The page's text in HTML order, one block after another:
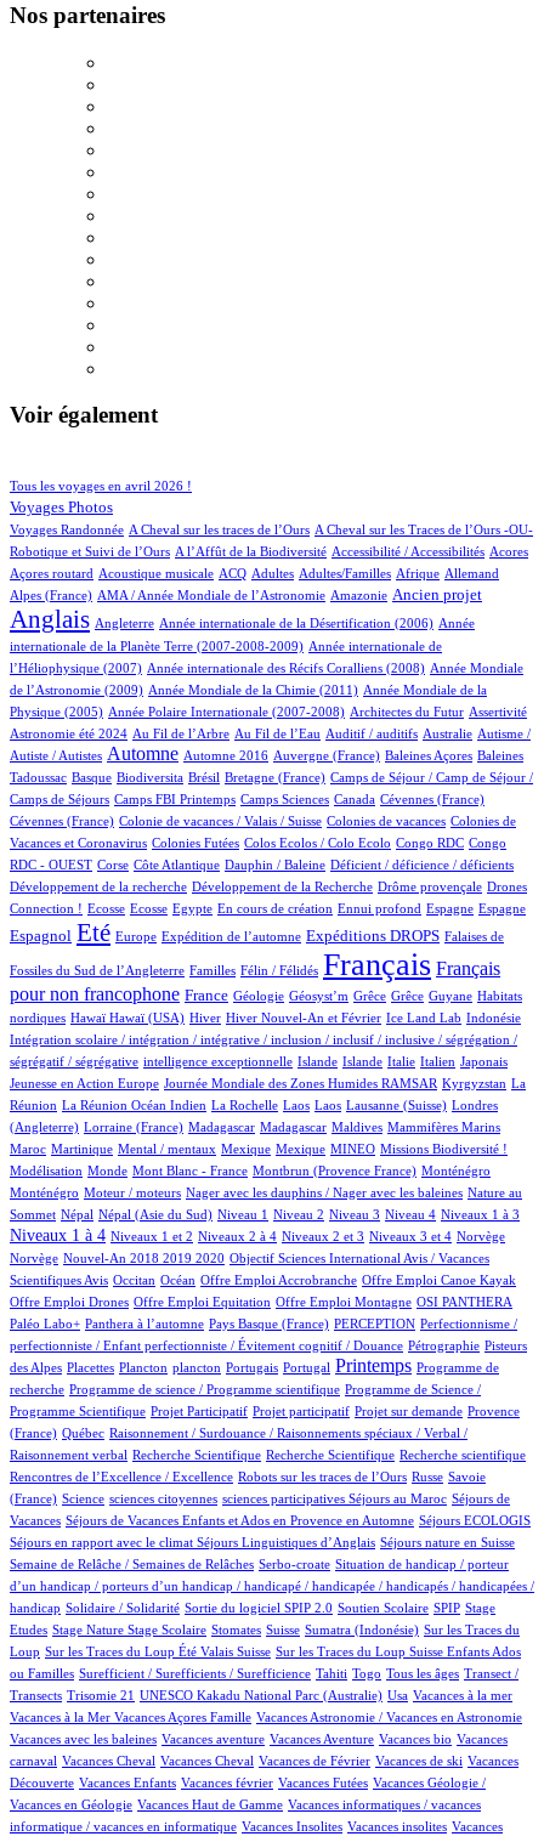
Nos partenaires
Voir également
Tous les voyages en avril 2026 !
215/994
Voyages Photos
173/994
Voyages Randonnée
4/994 A Cheval sur les traces de l’Ours
5/994
A Cheval sur les Traces de l’Ours -OU-
Robotique et Suivi de l’Ours
6/994 A l’Affût de la Biodiversité
2/994 Accessibilité / Accessibilités
5/994 Acores
1/994
Açores routard
2/994 Acoustique musicale
100/994 ACQ
33/994 Adultes
16/994 Adultes/Familles
3/994 Afrique
77/994 Allemand
21/994
Alpes (France)
12/994 AMA / Année Mondiale de l’Astronomie
13/994 Amazonie
311/994 Ancien projet
761/994
Anglais
56/994 Angleterre
8/994 Année internationale de la Désertification (2006)
15/994
Année
internationale de la Planète Terre (2007-2008-2009)
5/994
Année internationale de
l’Héliophysique (2007)
3/994 Année internationale des Récifs Coralliens (2008)
12/994
Année Mondiale
de l’Astronomie (2009)
2/994 Année Mondiale de la Chimie (2011)
16/994
Année Mondiale de la
Physique (2005)
5/994 Année Polaire Internationale (2007-2008)
3/994 Architectes du Futur
1/994 Assertivité
59/994
Astronomie été 2024
25/994 Au Fil de l’Arbre
14/994 Au Fil de l’Eau
2/994 Auditif / auditifs
3/994 Australie
2/994
Autisme /
Autiste / Autistes
465/994 Automne
4/994 Automne 2016
5/994 Auvergne (France)
1/994 Baleines Açores
2/994
Baleines
Tadoussac
1/994 Basque
103/994 Biodiversita
1/994 Brésil
12/994 Bretagne (France)
116/994
Camps de Séjour / Camp de Séjour /
Camps de Séjours
4/994 Camps FBI Printemps
19/994 Camps Sciences
4/994 Canada
3/994 Cévennes (France)
1/994
Cévennes (France)
1/994 Colonie de vacances / Valais / Suisse
4/994 Colonies de vacances
3/994
Colonies de
Vacances et Coronavirus
1/994 Colonies Futées
1/994 Colos Ecolos / Colo Ecolo
1/994 Congo RDC
3/994
Congo
RDC - OUEST
1/994 Corse
16/994 Côte Atlantique
1/994 Dauphin / Baleine
2/994 Déficient / déficience / déficients
1/994
Développement de la recherche
1/994 Développement de la Recherche
1/994 Drôme provençale
22/994
Drones
Connection !
2/994 Ecosse
2/994 Ecosse
1/994 Egypte
23/994 En cours de création
1/994 Ennui profond
15/994 Espagne
12/994 Espagne
248/994
Espagnol
758/994 Eté
16/994 Europe
194/994 Expédition de l’automne
284/994 Expéditions DROPS
3/994 Falaises de
Fossiles du Sud de l’Angleterre Familles Félin / Félidés Français Français
pour non francophone
318/994 France
43/994 Géologie
1/994 Géosyst’m
1/994 Grêce
1/994 Grêce
1/994 Guyane
2/994
Habitats
nordiques
2/994 Hawaï
2/994 Hawaï (USA)
167/994 Hiver
29/994 Hiver Nouvel-An et Février
8/994 Ice Land Lab
1/994 Indonésie
1/994
Intégration scolaire / intégration / intégrative / inclusion / inclusif / inclusive / ségrégation /
ségrégatif / ségrégative
1/994 intelligence exceptionnelle
9/994 Islande
8/994 Islande
16/994 Italie
85/994 Italien
5/994 Japonais
2/994
Jeunesse en Action Europe
5/994 Journée Mondiale des Zones Humides RAMSAR
102/994 Kyrgyzstan
7/994
La
Réunion
5/994 La Réunion Océan Indien
1/994 La Rochelle
1/994 Laos
1/994 Laos
3/994 Lausanne (Suisse)
53/994
Londres
(Angleterre)
2/994 Lorraine (France)
4/994 Madagascar
4/994 Madagascar
1/994 Maldives
1/994 Mammifères Marins
9/994
Maroc
8/994Martinique
2/994 Mental / mentaux
1/994 Mexique
1/994 Mexique
42/994 MINEO
52/994 Missions Biodiversité !
1/994
Modélisation
3/994 Monde
2/994 Mont Blanc - France
9/994 Montbrun (Provence France)
17/994 Monténégro
17/994
Monténégro
2/994 Moteur / moteurs
1/994 Nager avec les dauphins / Nager avec les baleines
3/994
Nature au
Sommet
19/994Népal
19/994 Népal (Asie du Sud)
18/994 Niveau 1
10/994 Niveau 2
16/994 Niveau 3
118/994 Niveau 4
140/994 Niveaux 1 à 3
411/994
Niveaux 1 à 4
14/994 Niveaux 1 et 2
71/994 Niveaux 2 à 4
14/994 Niveaux 2 et 3
178/994 Niveaux 3 et 4
2/994 Norvège
2/994
Norvège
21/994 Nouvel-An 2018 2019 2020
1/994
Objectif Sciences International Avis / Vacances
Scientifiques Avis
10/994 Occitan
188/994 Océan
1/994 Offre Emploi Accrobranche
1/994 Offre Emploi Canoe Kayak
1/994
Offre Emploi Drones
1/994 Offre Emploi Equitation
1/994 Offre Emploi Montagne
110/994 OSI PANTHERA
106/994
Paléo Labo+
109/994 Panthera à l’automne
6/994 Pays Basque (France)
58/994 PERCEPTION
1/994
Perfectionnisme /
perfectionniste / Enfant perfectionniste / Évitement cognitif / Douance
16/994 Pétrographie
6/994
Pisteurs
des Alpes
3/994 Placettes
1/994 Plancton
1/994 plancton
11/994 Portugais
3/994 Portugal
469/994 Printemps
1/994
Programme de
recherche
1/994 Programme de science / Programme scientifique
2/994
Programme de Science /
Programme Scientifique
1/994 Projet Participatif
1/994 Projet participatif
16/994 Projet sur demande
86/994
Provence
(France)
7/994 Québec
1/994
Raisonnement / Surdouance / Raisonnements spéciaux / Verbal /
Raisonnement verbal
1/994 Recherche Scientifique
1/994 Recherche Scientifique
1/994 Recherche scientifique
1/994
Rencontres de l’Excellence / Excellence
6/994 Robots sur les traces de l’Ours
102/994 Russe
4/994
Savoie
(France)
17/994Science
1/994 sciences citoyennes
1/994 sciences participatives
2/994 Séjours au Maroc
100/994
Séjours de
Vacances
77/994 Séjours de Vacances Enfants et Ados en Provence en Automne
5/994 Séjours ECOLOGIS
17/994
Séjours en rapport avec le climat
69/994 Séjours Linguistiques d’Anglais
12/994 Séjours nature en Suisse
100/994
Semaine de Relâche / Semaines de Relâches
17/994 Serbo-croate
2/994
Situation de handicap / porteur
d’un handicap / porteurs d’un handicap / handicapé / handicapée / handicapés / handicapées /
handicap
2/994 Solidaire / Solidarité
3/994 Sortie du logiciel SPIP 2.0
73/994 Soutien Scolaire
3/994 SPIP
1/994
Stage
Etudes
1/994Stage Nature
17/994 Stage Scolaire
1/994 Stomates
184/994 Suisse
4/994 Sumatra (Indonésie)
2/994
Sur les Traces du
Loup
12/994Sur les Traces du Loup Été Valais Suisse
9/994
Sur les Traces du Loup Suisse Enfants Ados
ou Familles
2/994 Surefficient / Surefficients / Surefficience
56/994 Tahiti
7/994 Togo
12/994 Tous les âges
100/994
Transect /
Transects
2/994 Trisomie 21
3/994 UNESCO Kakadu National Parc (Australie)
19/994 Usa
1/994 Vacances à la mer
1/994
Vacances à la Mer
1/994 Vacances Açores Famille
58/994 Vacances Astronomie / Vacances en Astronomie
1/994
Vacances avec les baleines
1/994 Vacances aventure
17/994 Vacances Aventure
1/994 Vacances bio
1/994
Vacances
carnaval
106/994Vacances Cheval
1/994 Vacances Cheval
25/994 Vacances de Février
1/994 Vacances de ski
1/994
Vacances
Découverte
57/994 Vacances Enfants
1/994 Vacances février
2/994 Vacances Futées
28/994
Vacances Géologie /
Vacances en Géologie
1/994 Vacances Haut de Gamme
1/994
Vacances informatiques / vacances
informatique / vacances en informatique
1/994 Vacances Insolites
1/994 Vacances insolites
1/994
Vacances